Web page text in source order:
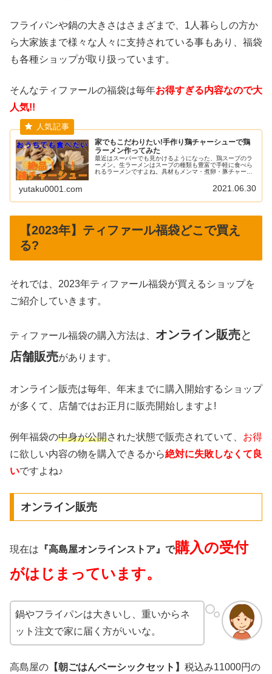
フライパンや鍋の大きさはさまざまで、1人暮らしの方か
ら大家族まで様々な人々に支持されている事もあり、福袋
も各種ショップが取り扱っています。
そんなティファールの福袋は毎年お得すぎる内容なので大
人気!!
家でもこだわりたい!手作り鶏チャーシューで鶏
ラーメン作ってみた
最近はスーパーでも見かけるようになった、鶏スープのラ
ーメン。生ラーメンはスープの種類も豊富で手軽に食べら
れるラーメンですよね。具材もメンマ・煮卵・豚チャーシ
yutaku0001.com 2021.06.30
【2023年】ティファール福袋どこで買え
る?
それでは、2023年ティファール福袋が買えるショップを
ご紹介していきます。
ティファール福袋の購入方法は、 オンライン販売と
店舗販売があります。
オンライン販売は毎年、年末までに購入開始するショップ
が多くて、店舗ではお正月に販売開始しますよ!
例年福袋の中身が公開された状態で販売されていて、 お得
に欲しい内容の物を購入できるから絶対に失敗しなくて良
いですよね♪
オンライン販売
現在は 『高島屋オンラインストア』で購入の受付
がはじまっています。
鍋やフライパンは大きいし、重いからネ
ット注文で家に届く方がいいな。
高島屋の 【朝ごはんベーシックセット】 税込み11000円の